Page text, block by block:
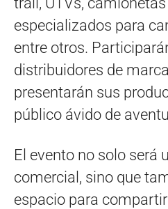
especializados para
entre otros.
distribuidores de
presentarán sus
público ávido de
El evento no solo será
comercial, sino que
espacio para